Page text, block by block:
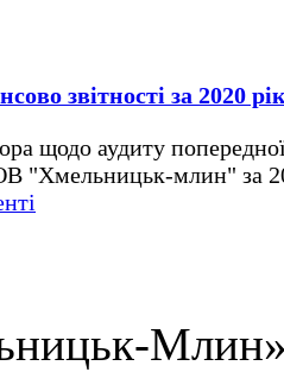
звітності за 2020
щодо аудиту
"Хмельницьк-млин" за